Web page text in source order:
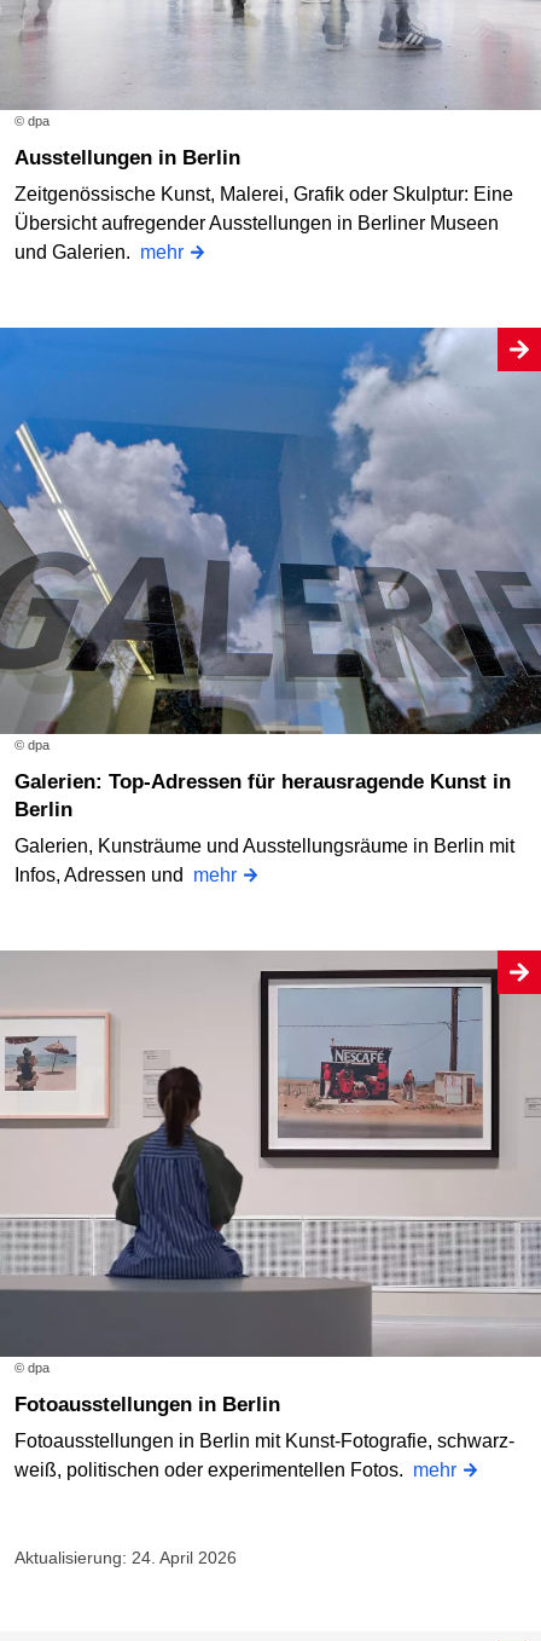
© dpa
Ausstellungen in Berlin
Zeitgenössische Kunst, Malerei, Grafik oder Skulptur: Eine
Übersicht aufregender Ausstellungen in Berliner Museen
und Galerien. mehr
© dpa
Galerien: Top-Adressen für herausragende Kunst in
Berlin
Galerien, Kunsträume und Ausstellungsräume in Berlin mit
Infos, Adressen und mehr
© dpa
Fotoausstellungen in Berlin
Fotoausstellungen in Berlin mit Kunst-Fotografie, schwarz-
weiß, politischen oder experimentellen Fotos. mehr
Aktualisierung: 24. April 2026